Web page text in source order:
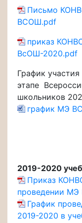
Письмо
ВСОШ.pdf
приказ
ВсОШ-2020.pdf
График
этапе
школьников
график МЭ
2019-2020
Приказ
проведении МЭ
График
2019-2020 в